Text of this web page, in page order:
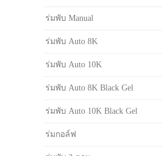
ร่มพับ Manual
ร่มพับ Auto 8K
ร่มพับ Auto 10K
ร่มพับ Auto 8K Black Gel
ร่มพับ Auto 10K Black Gel
ร่มกอล์ฟ